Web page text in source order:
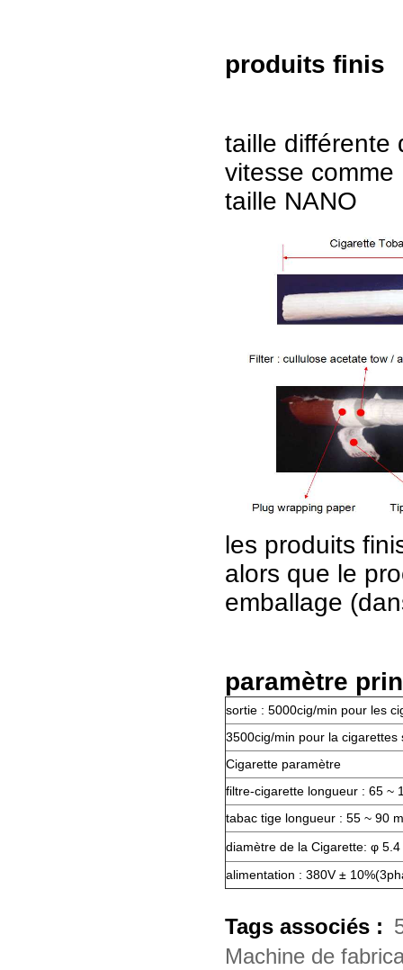
produits finis
taille différente
vitesse
taille NANO
les produits
alors que le
emballage
paramètre
sortie : 5000cig/min pour les
3500cig/min pour la cigarettes
Cigarette paramètre
filtre-cigarette longueur : 65 ~
tabac tige longueur : 55 ~ 90
diamètre de la Cigarette: φ
alimentation : 380V ±
Tags associés :
Machine de